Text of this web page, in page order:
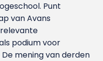
Punt
van Avans
podium voor
mening van derden